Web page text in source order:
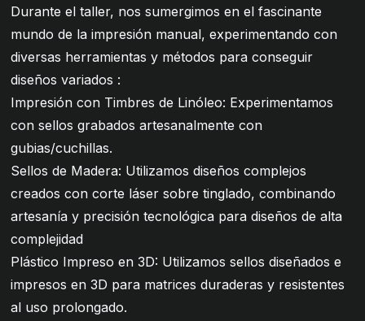
Durante el taller, nos sumergimos en el fascinante
mundo de la impresión manual, experimentando con
diversas herramientas y métodos para conseguir
diseños variados :
Impresión con Timbres de Linóleo: Experimentamos
con sellos grabados artesanalmente con
gubias/cuchillas.
Sellos de Madera: Utilizamos diseños complejos
creados con corte láser sobre tinglado, combinando
artesanía y precisión tecnológica para diseños de alta
complejidad
Plástico Impreso en 3D: Utilizamos sellos diseñados e
impresos en 3D para matrices duraderas y resistentes
al uso prolongado.